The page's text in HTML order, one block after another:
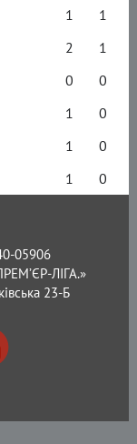
1
1
2
1
0
0
1
0
1
0
1 0
05906
ЛІГА.»
23-Б